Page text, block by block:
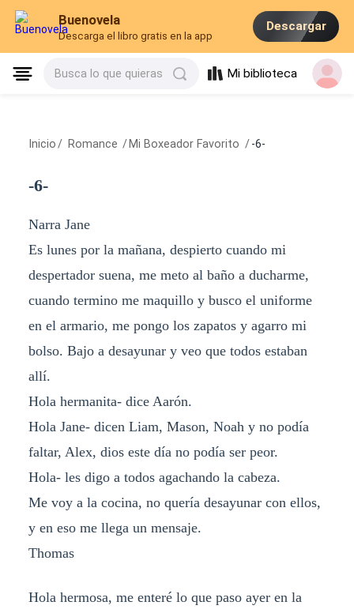
Buenovela
Descarga el libro gratis en la app
Descargar
Busca lo que quieras Mi biblioteca
Inicio / Romance / Mi Boxeador Favorito / -6-
-6-
Narra Jane
Es lunes por la mañana, despierto cuando mi
despertador suena, me meto al baño a ducharme,
cuando termino me maquillo y busco el uniforme
en el armario, me pongo los zapatos y agarro mi
bolso. Bajo a desayunar y veo que todos estaban
allí.
Hola hermanita- dice Aarón.
Hola Jane- dicen Liam, Mason, Noah y no podía
faltar, Alex, dios este día no podía ser peor.
Hola- les digo a todos agachando la cabeza.
Me voy a la cocina, no quería desayunar con ellos,
y en eso me llega un mensaje.
Thomas
Hola hermosa, me enteré lo que paso ayer en la